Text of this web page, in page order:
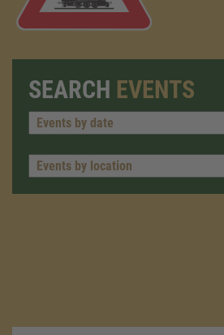
SEARCH EVENTS